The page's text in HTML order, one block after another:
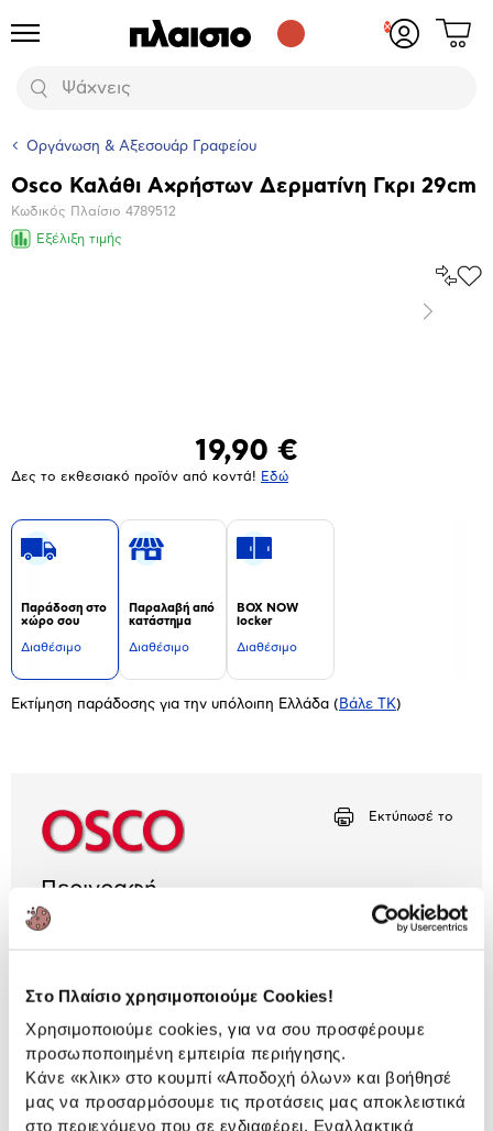
Στο Πλαίσιο χρησιμοποιούμε Cookies!
Χρησιμοποιούμε cookies, για να σου προσφέρουμε
προσωποποιημένη εμπειρία περιήγησης.
Κάνε «κλικ» στο κουμπί «Αποδοχή όλων» και βοήθησέ
μας να προσαρμόσουμε τις προτάσεις μας αποκλειστικά
στο περιεχόμενο που σε ενδιαφέρει. Εναλλακτικά
Προϊόντα
Αναζήτηση
Δες
Οργάνωση & Αξεσουάρ Γραφείου
Βασικά
χαρακτηριστικά
Osco Καλάθι Αχρήστων Δερματίνη Γκρι 29cm
Κωδικός Πλαίσιο 4789512
Εξέλιξη τιμής
Επόμενο
19,90 €
Δες το εκθεσιακό προϊόν από κοντά! Eδώ
Παράδοση στο
χώρο σου
Διαθέσιμο
Παραλαβή από
κατάστημα
Διαθέσιμο
BOX NOW
locker
Διαθέσιμο
Εκτίμηση παράδοσης για την υπόλοιπη Ελλάδα ( Βάλε ΤΚ)
Εκτύπωσέ το
Περιγραφή
Ανανέωσε το γραφείο σου και αποθήκευσε
προσωρινά… ό, τι δεν σου κάνει στο καλάθι
Χαρακτηριστικά
Υλικό: Δερματίνη